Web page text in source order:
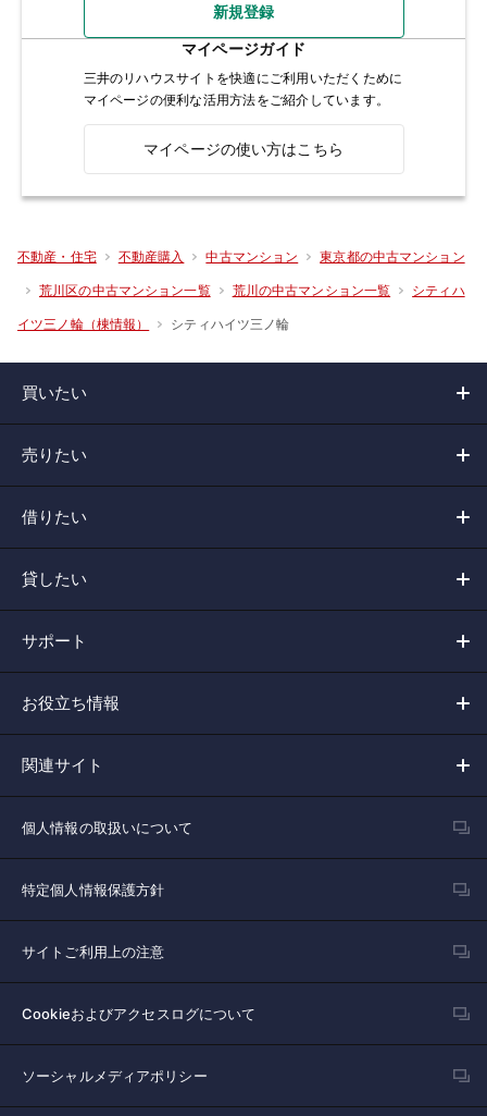
新規登録
マイページガイド
三井のリハウスサイトを快適にご利用いただくために
マイページの便利な活用方法をご紹介しています。
マイページの使い方はこちら
不動産・住宅 不動産購入 中古マンション 東京都の中古マンション
荒川区の中古マンション一覧 荒川の中古マンション一覧 シティハ
イツ三ノ輪（棟情報） シティハイツ三ノ輪
買いたい
売りたい
借りたい
貸したい
サポート
お役立ち情報
関連サイト
個人情報の取扱いについて
特定個人情報保護方針
サイトご利用上の注意
Cookieおよびアクセスログについて
ソーシャルメディアポリシー